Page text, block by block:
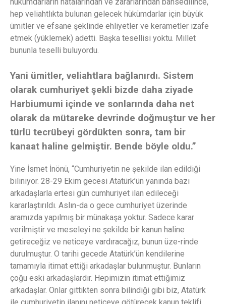
hep veliahtlıkta bulunan gelecek hükümdarlar için büyük
ümitler ve efsane şeklinde ehliyetler ve kerametler izafe
etmek (yüklemek) adetti. Başka tesellisi yoktu. Millet
bununla teselli buluyordu.
Yani ümitler, veliahtlara bağlanırdı. Sistem
olarak cumhuriyet şekli bizde daha ziyade
Harbiumumi içinde ve sonlarında daha net
olarak da mütareke devrinde doğmuştur ve her
türlü tecrübeyi gördükten sonra, tam bir
kanaat haline gelmiştir. Bende böyle oldu.”
Yine İsmet İnönü, “Cumhuriyetin ne şekilde ilan edildiği
biliniyor. 28-29 Ekim gecesi Atatürk’ün yanında bazı
arkadaşlarla ertesi gün cumhuriyet ilan edileceği
kararlaştırıldı. Aslın-da o gece cumhuriyet üzerinde
aramızda yapılmış bir münakaşa yoktur. Sadece karar
verilmiştir ve meseleyi ne şekilde bir kanun haline
getireceğiz ve neticeye vardıracağız, bunun üze-rinde
durulmuştur. O tarihi gecede Atatürk’ün kendilerine
tamamıyla itimat ettiği arkadaşlar bulunmuştur. Bunların
çoğu eski arkadaşlardır. Hepimizin itimat ettiğimiz
arkadaşlar. Onlar gittikten sonra bilindiği gibi biz, Atatürk